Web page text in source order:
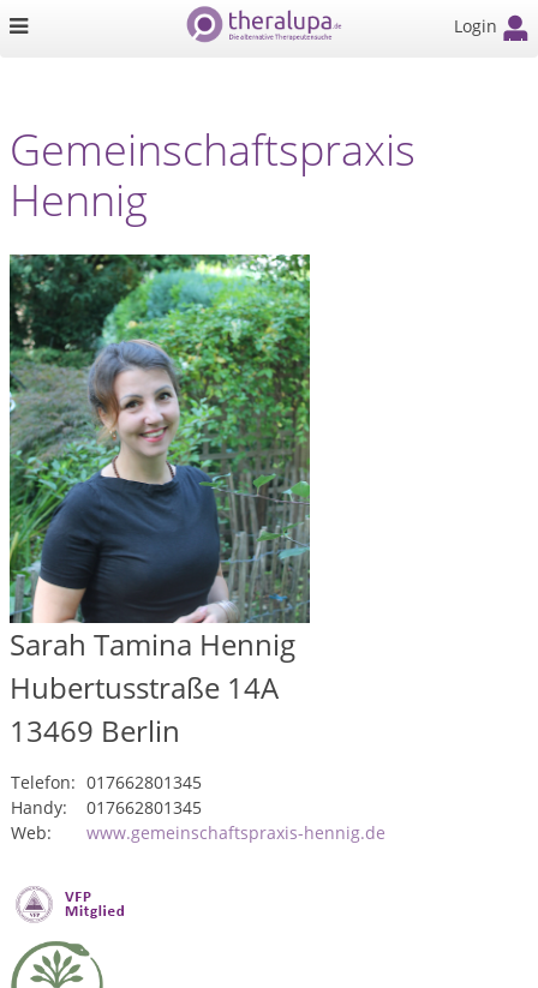
Login
Gemeinschaftspraxis
Hennig
Sarah Tamina Hennig
Hubertusstraße 14A
13469 Berlin
Telefon: 017662801345
Handy:
017662801345
Web:
www.gemeinschaftspraxis-hennig.de